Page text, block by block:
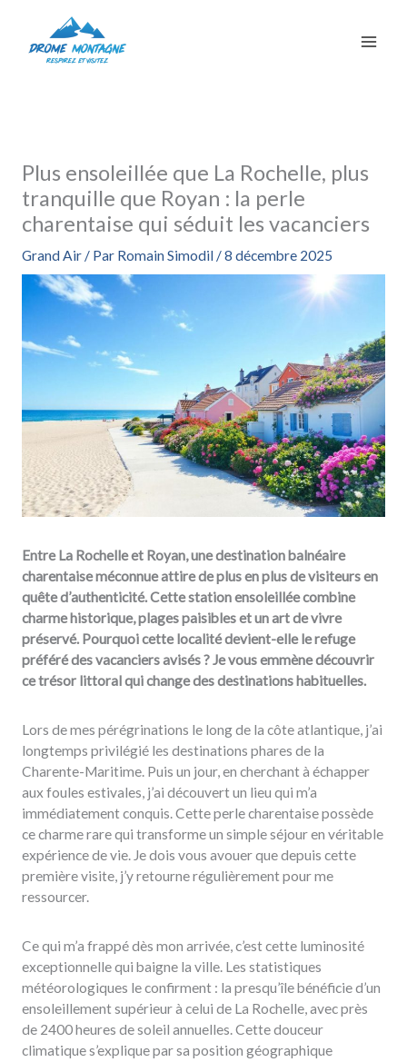
contenu
Plus ensoleillée que La Rochelle, plus
tranquille que Royan : la perle
charentaise qui séduit les vacanciers
Grand Air/ Par Romain Simodil /8 décembre 2025
Entre La Rochelle et Royan, une destination balnéaire
charentaise méconnue attire de plus en plus de visiteurs en
quête d’authenticité. Cette station ensoleillée combine
charme historique, plages paisibles et un art de vivre
préservé. Pourquoi cette localité devient-elle le refuge
préféré des vacanciers avisés ? Je vous emmène découvrir
ce trésor littoral qui change des destinations habituelles.
Lors de mes pérégrinations le long de la côte atlantique, j’ai
longtemps privilégié les destinations phares de la
Charente-Maritime. Puis un jour, en cherchant à échapper
aux foules estivales, j’ai découvert un lieu qui m’a
immédiatement conquis. Cette perle charentaise possède
ce charme rare qui transforme un simple séjour en véritable
expérience de vie. Je dois vous avouer que depuis cette
première visite, j’y retourne régulièrement pour me
ressourcer.
Ce qui m’a frappé dès mon arrivée, c’est cette luminosité
exceptionnelle qui baigne la ville. Les statistiques
météorologiques le confirment : la presqu’île bénéficie d’un
ensoleillement supérieur à celui de La Rochelle, avec près
de 2400 heures de soleil annuelles. Cette douceur
climatique s’explique par sa position géographique